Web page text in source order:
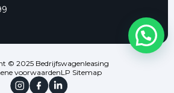
© 2025 Bedrijfswagenleasing
voorwaardenLP Sitemap